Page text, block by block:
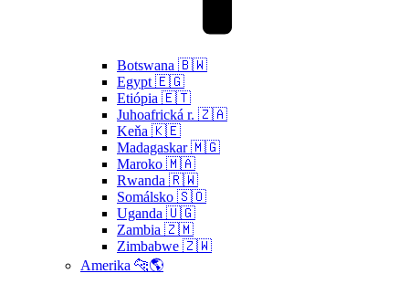
Botswana 🇧🇼
Egypt 🇪🇬
Etiópia 🇪🇹
Juhoafrická r. 🇿🇦
Keňa 🇰🇪
Madagaskar 🇲🇬
Maroko 🇲🇦
Rwanda 🇷🇼
Somálsko 🇸🇴
Uganda 🇺🇬
Zambia 🇿🇲
Zimbabwe 🇿🇼
Amerika 🐆🌎